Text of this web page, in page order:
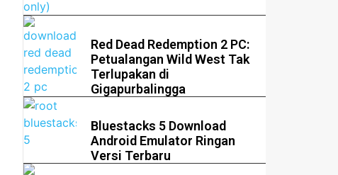
Red Dead Redemption 2 PC:
Petualangan Wild West Tak
Terlupakan di
Gigapurbalingga
Bluestacks 5 Download
Android Emulator Ringan
Versi Terbaru